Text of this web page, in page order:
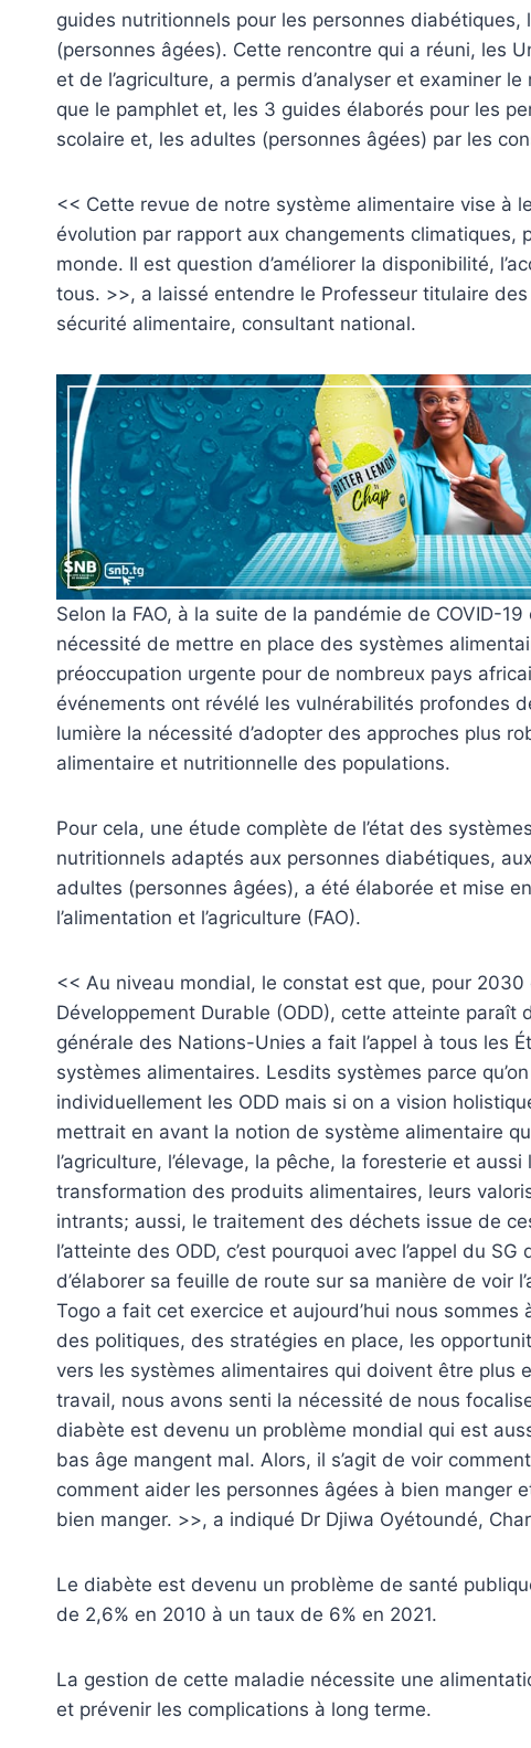
guides nutritionnels pour les personnes
(personnes âgées). Cette rencontre qui a réuni, les
et de l’agriculture, a permis d’analyser et examiner
que le pamphlet et, les 3 guides élaborés pour les
scolaire et, les adultes (personnes âgées) par les
<< Cette revue de notre système alimentaire vise à
évolution par rapport aux changements climatiques,
monde. Il est question d’améliorer la disponibilité,
tous. >>, a laissé entendre le Professeur titulaire
sécurité alimentaire, consultant national.
Selon la FAO, à la suite de la pandémie de COVID-
nécessité de mettre en place des systèmes
préoccupation urgente pour de nombreux pays
événements ont révélé les vulnérabilités profondes
lumière la nécessité d’adopter des approches plus
alimentaire et nutritionnelle des populations.
Pour cela, une étude complète de l’état des
nutritionnels adaptés aux personnes diabétiques,
adultes (personnes âgées), a été élaborée et mise
l’alimentation et l’agriculture (FAO).
<< Au niveau mondial, le constat est que, pour
Développement Durable (ODD), cette atteinte paraît
générale des Nations-Unies a fait l’appel à tous les
systèmes alimentaires. Lesdits systèmes parce
individuellement les ODD mais si on a vision
mettrait en avant la notion de système alimentaire
l’agriculture, l’élevage, la pêche, la foresterie et
transformation des produits alimentaires, leurs
intrants; aussi, le traitement des déchets issue de
l’atteinte des ODD, c’est pourquoi avec l’appel du
d’élaborer sa feuille de route sur sa manière de voir
Togo a fait cet exercice et aujourd’hui nous
des politiques, des stratégies en place, les
vers les systèmes alimentaires qui doivent être plus
travail, nous avons senti la nécessité de nous
diabète est devenu un problème mondial qui est
bas âge mangent mal. Alors, il s’agit de voir
comment aider les personnes âgées à bien manger
bien manger. >>, a indiqué Dr Djiwa Oyétoundé,
Le diabète est devenu un problème de santé
de 2,6% en 2010 à un taux de 6% en 2021.
La gestion de cette maladie nécessite une
et prévenir les complications à long terme.